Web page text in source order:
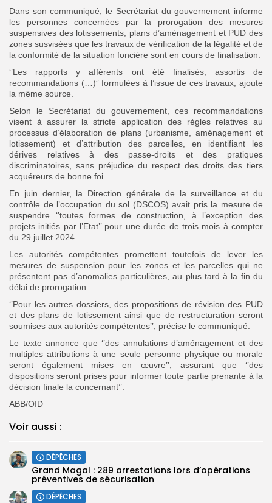
Dans son communiqué, le Secrétariat du gouvernement informe
les personnes concernées par la prorogation des mesures
suspensives des lotissements, plans d’aménagement et PUD des
zones susvisées que les travaux de vérification de la légalité et de
la conformité de la situation foncière sont en cours de finalisation.
‘’Les rapports y afférents ont été finalisés, assortis de
recommandations (…)” formulées à l’issue de ces travaux, ajoute
la même source.
Selon le Secrétariat du gouvernement, ces recommandations
visent à assurer la stricte application des règles relatives au
processus d’élaboration de plans (urbanisme, aménagement et
lotissement) et d’attribution des parcelles, en identifiant les
dérives relatives à des passe-droits et des pratiques
discriminatoires, sans préjudice du respect des droits des tiers
acquéreurs de bonne foi.
En juin dernier, la Direction générale de la surveillance et du
contrôle de l’occupation du sol (DSCOS) avait pris la mesure de
suspendre ‘’toutes formes de construction, à l’exception des
projets initiés par l’Etat’’ pour une durée de trois mois à compter
du 29 juillet 2024.
Les autorités compétentes promettent toutefois de lever les
mesures de suspension pour les zones et les parcelles qui ne
présentent pas d’anomalies particulières, au plus tard à la fin du
délai de prorogation.
‘’Pour les autres dossiers, des propositions de révision des PUD
et des plans de lotissement ainsi que de restructuration seront
soumises aux autorités compétentes’’, précise le communiqué.
Le texte annonce que ‘’des annulations d’aménagement et des
multiples attributions à une seule personne physique ou morale
seront également mises en œuvre’’, assurant que ‘’des
dispositions seront prises pour informer toute partie prenante à la
décision finale la concernant’’.
ABB/OID
Voir aussi :
DÉPÊCHES
Grand Magal : 289 arrestations lors d’opérations
préventives de sécurisation
DÉPÊCHES